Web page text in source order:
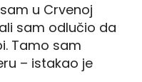
u Crvenoj
sam odlučio da
Tamo sam
– istakao je